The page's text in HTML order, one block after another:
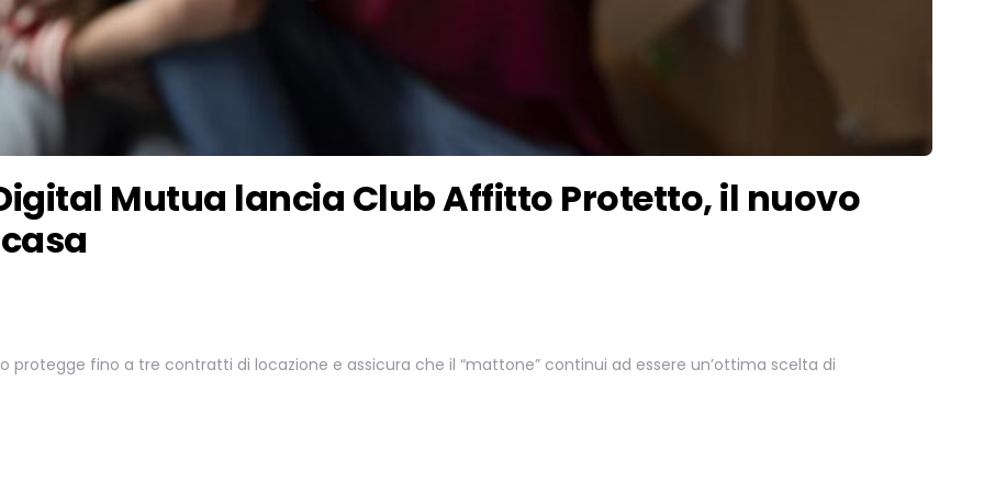
Mutua lancia Club Affitto Protetto, il nuovo
protegge fino a tre contratti di locazione e assicura che il “mattone” continui ad essere un’ottima scelta di